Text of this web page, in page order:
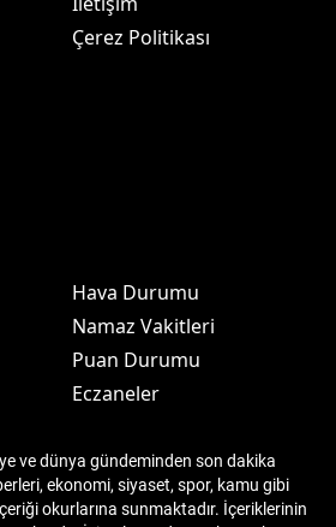
Çerez Politikası
Hava Durumu
Namaz Vakitleri
Puan Durumu
Eczaneler
ve dünya gündeminden son dakika
ekonomi, siyaset, spor, kamu gibi
okurlarına sunmaktadır. İçeriklerinin